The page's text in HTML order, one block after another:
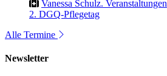
Vanessa Schulz. Veranstaltungen
2. DGQ-Pflegetag
Alle Termine
Newsletter